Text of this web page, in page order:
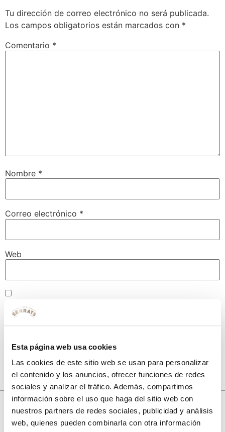
Esta página web usa cookies
Las cookies de este sitio web se usan para personalizar
el contenido y los anuncios, ofrecer funciones de redes
sociales y analizar el tráfico. Además, compartimos
información sobre el uso que haga del sitio web con
nuestros partners de redes sociales, publicidad y análisis
web, quienes pueden combinarla con otra información
Tu dirección de correo electrónico no será publicada.
Los campos obligatorios están marcados con *
Comentario *
Nombre *
Correo electrónico *
Web
navegador para la próxima vez que comente.
10% de descuento